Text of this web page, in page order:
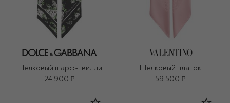
Шелковый шарф-твилли
24 900 ₽
Шелковый платок
59 500 ₽